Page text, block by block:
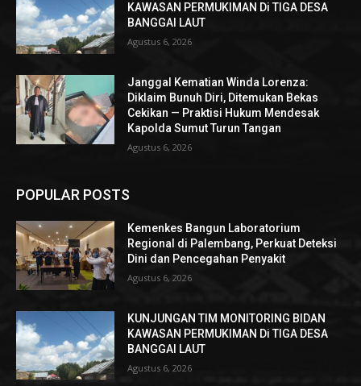
KAWASAN PERMUKIMAN Di TIGA DESA
BANGGAI LAUT
Agustus 6, 2026
Janggal Kematian Winda Lorenza:
Diklaim Bunuh Diri, Ditemukan Bekas
Cekikan — Praktisi Hukum Mendesak
Kapolda Sumut Turun Tangan
Agustus 6, 2026
POPULAR POSTS
Kemenkes Bangun Laboratorium
Regional di Palembang, Perkuat Deteksi
Dini dan Pencegahan Penyakit
Agustus 6, 2026
KUNJUNGAN TIM MONITORING BIDAN
KAWASAN PERMUKIMAN Di TIGA DESA
BANGGAI LAUT
Agustus 6, 2026